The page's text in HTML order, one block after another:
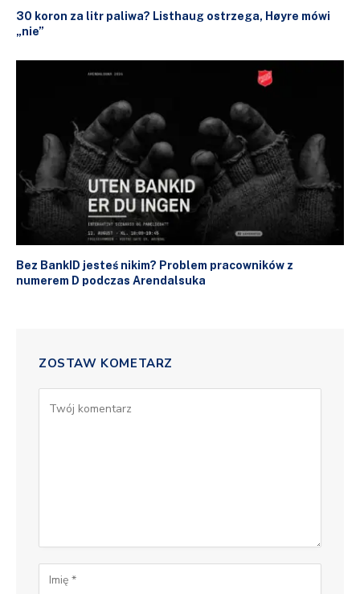
30 koron za litr paliwa? Listhaug ostrzega, Høyre mówi
„nie”
Bez BankID jesteś nikim? Problem pracowników z
numerem D podczas Arendalsuka
ZOSTAW KOMETARZ